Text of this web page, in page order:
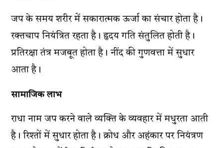
जप के समय शरीर में सकारात्मक ऊर्जा का संचार होता है।
रक्तचाप नियंत्रित रहता है। हृदय गति संतुलित होती है।
प्रतिरक्षा तंत्र मजबूत होता है। नींद की गुणवत्ता में सुधार
आता है।
सामाजिक लाभ
राधा नाम जप करने वाले व्यक्ति के व्यवहार में मधुरता आती
है। रिश्तों में सुधार होता है। क्रोध और अहंकार पर नियंत्रण